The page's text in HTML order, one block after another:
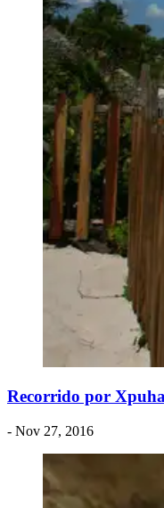
Recorrido por
- Nov 27, 2016